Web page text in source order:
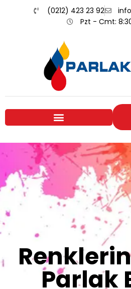
(0212) 423 23 92
Pzt - Cmt:
Sizin